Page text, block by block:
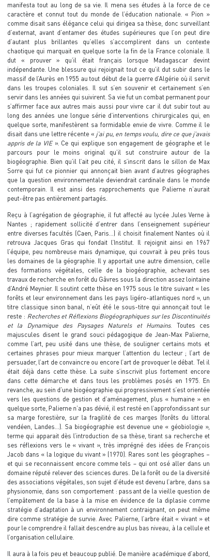
manifesta tout au long de sa vie. Il mena ses études à la force de ce
caractère et connut tout du monde de l’éducation nationale. « Pion »
comme disait sans élégance celui qui dirigea sa thèse, donc surveillant
d’externat, avant d’entamer des études supérieures que l’on peut dire
d’autant plus brillantes qu’elles s’accomplirent dans un contexte
chaotique qui marquait en quelque sorte la fin de la France coloniale. Il
dut « prouver » qu’il était français lorsque Madagascar devint
indépendante. Une blessure qui rejoignait tout ce qu’il dut subir dans le
massif de l’Aurès en 1955 au tout début de la guerre d’Algérie où il servit
dans les troupes coloniales. Il sut s’en souvenir et certainement s’en
servir dans les années qui suivirent. Sa vie fut un combat permanent pour
s’affirmer face aux autres mais aussi pour vivre car il dut subir tout au
long des années une longue série d’interventions chirurgicales qui, en
quelque sorte, manifestèrent sa formidable envie de vivre. Comme il le
disait dans une lettre récente « j’ai pu, en temps voulu, dire ce que j’avais
appris de la VIE ». Ce qui explique son engagement de géographe et le
parcours pour le moins original qu’il sut construire autour de la
biogéographie. Bien qu’il l’ait peu cité, il s’inscrit dans le sillon de Max
Sorre qui fut ce pionnier qui annonçait bien avant d’autres géographes
que la question environnementale deviendrait cardinale dans le monde
contemporain. Il est ainsi des rapprochements que Palierne n’aurait
peut-être pas entièrement partagés.
Reçu à l’agrégation de géographie, il fut affecté au lycée Jules Verne à
Nantes ; rapidement sollicité d’entrer dans l’enseignement supérieur
entre diverses facultés (Caen, Paris…) il choisit finalement Nantes où il
retrouva Jacques Gras qui fondait l’Institut. Il rejoignit ainsi en 1967
l’équipe, peu nombreuse mais dynamique, qui couvrait à peu près tous
les domaines de la géographie. Il y apportait une autre dimension, celle
des formations végétales, celle de la biogéographie, achevant ses
travaux de recherche en forêt du Gâvres sous la direction assez lointaine
d’André Meynier. Il soutint cette thèse en 1975 sous le titre suivant « les
forêts et leur environnement dans les pays ligéro-atlantiques nord », un
titre classique sinon banal, n’eût été le sous-titre qui annonçait tout le
reste : Recherches et Réflexions Biogéographiques sur les Discontinuités
et la Dynamique des Paysages Naturels et Humains. Toutes ces
majuscules disent le grand souci pédagogique de Jean-Max Palierne,
comme l’art, peu usité dans une thèse, de souligner certains mots et
certaines phrases pour mieux marquer l’attention du lecteur ; l’art de
persuader, l’art de convaincre ou encore l’art de provoquer le débat. Tel il
était déjà dans cette thèse. La suite s’inscrivit plus fortement encore
dans cette démarche et dans tous les problèmes posés en 1975. En
revanche, au sein d’une biogéographie qui progressivement s’est orientée
vers les questions de gestion et d’aménagement, plus « humaine » en
quelque sorte, Palierne n’a pas dévié, il est resté en l’approfondissant sur
sa marge forestière, sur la fragilité de ces marges (forêts du littoral
vendéen, Landes…). Sa biogéographie est devenue une « géobiologie »,
terme qui apparait dès l’introduction de sa thèse, tirant sa recherche et
ses réflexions vers le « vivant », très imprégné des idées de François
Jacob dans « la logique du vivant » (1970). Rares sont les géographes –
et qui se reconnaissent encore comme tels – qui ont osé aller dans un
domaine réputé relever des sciences dures. De la forêt ou de la diversité
des associations végétales, son sujet d’étude est devenu l’arbre, dans sa
physionomie, dans son comportement : passant de la vieille question de
l’empâtement de la base à la mise en évidence de la diplasie comme
stratégie d’adaptation à un environnement contraignant, on peut même
dire comme stratégie de survie. Avec Palierne, l’arbre était « vivant » et
pour le comprendre il fallait descendre au plus bas niveau, à la cellule et
l’organisation cellulaire.
Il aura à la fois peu et beaucoup publié. De manière académique d’abord,